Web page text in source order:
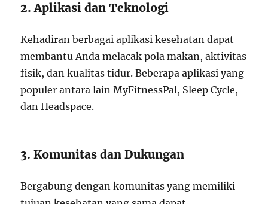
2. Aplikasi dan Teknologi
Kehadiran berbagai aplikasi kesehatan dapat
membantu Anda melacak pola makan, aktivitas
fisik, dan kualitas tidur. Beberapa aplikasi yang
populer antara lain MyFitnessPal, Sleep Cycle,
dan Headspace.
3. Komunitas dan Dukungan
Bergabung dengan komunitas yang memiliki